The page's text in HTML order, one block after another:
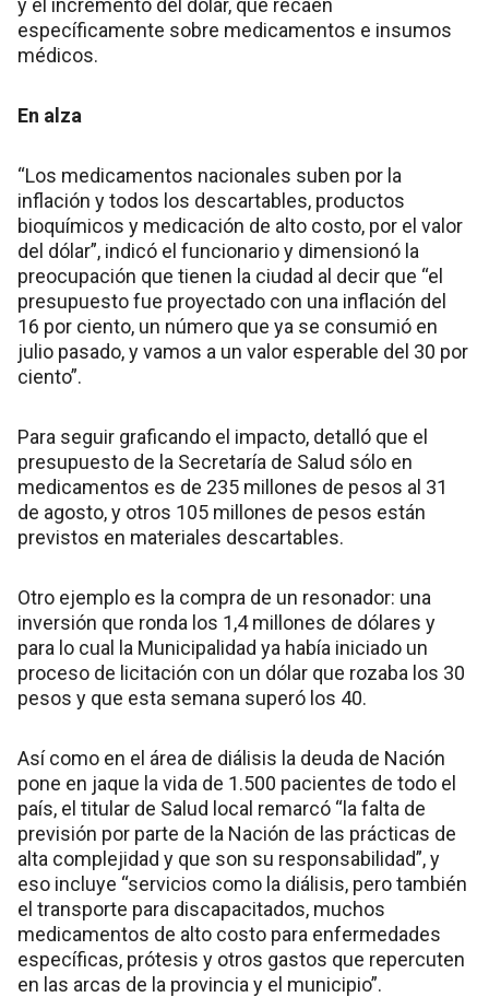
y el incremento del dólar, que recaen
específicamente sobre medicamentos e insumos
médicos.
En alza
“Los medicamentos nacionales suben por la
inflación y todos los descartables, productos
bioquímicos y medicación de alto costo, por el valor
del dólar”, indicó el funcionario y dimensionó la
preocupación que tienen la ciudad al decir que “el
presupuesto fue proyectado con una inflación del
16 por ciento, un número que ya se consumió en
julio pasado, y vamos a un valor esperable del 30 por
ciento”.
Para seguir graficando el impacto, detalló que el
presupuesto de la Secretaría de Salud sólo en
medicamentos es de 235 millones de pesos al 31
de agosto, y otros 105 millones de pesos están
previstos en materiales descartables.
Otro ejemplo es la compra de un resonador: una
inversión que ronda los 1,4 millones de dólares y
para lo cual la Municipalidad ya había iniciado un
proceso de licitación con un dólar que rozaba los 30
pesos y que esta semana superó los 40.
Así como en el área de diálisis la deuda de Nación
pone en jaque la vida de 1.500 pacientes de todo el
país, el titular de Salud local remarcó “la falta de
previsión por parte de la Nación de las prácticas de
alta complejidad y que son su responsabilidad”, y
eso incluye “servicios como la diálisis, pero también
el transporte para discapacitados, muchos
medicamentos de alto costo para enfermedades
específicas, prótesis y otros gastos que repercuten
en las arcas de la provincia y el municipio”.